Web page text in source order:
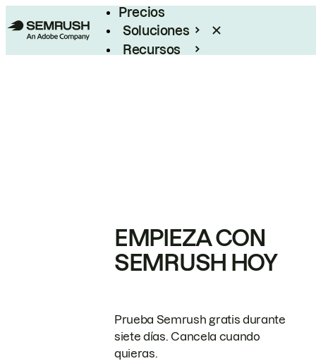
Precios
Soluciones
Recursos
EMPIEZA CON
SEMRUSH HOY
Prueba Semrush gratis durante
siete días. Cancela cuando
quieras.